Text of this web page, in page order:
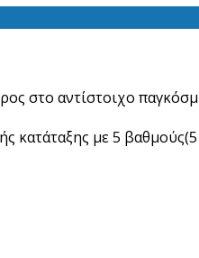
στο αντίστοιχο
κατάταξης με 5